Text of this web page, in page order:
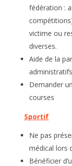
fédération :
victime ou
diverses.
Aide de la
Demander
courses
Sportif
Ne pas
médical lors
Bénéficier